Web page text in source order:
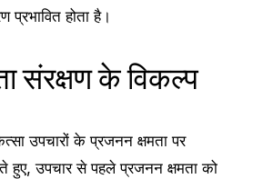
प्रभावित होता है।
संरक्षण के विकल्प
उपचारों के प्रजनन क्षमता पर
हुए, उपचार से पहले प्रजनन क्षमता को